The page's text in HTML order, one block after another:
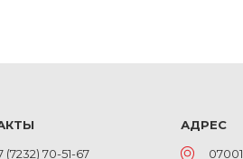
(7232) 70-51-67
АДРЕС